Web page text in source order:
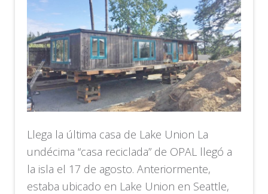
Llega la última casa de Lake Union La
undécima “casa reciclada” de OPAL llegó a
la isla el 17 de agosto. Anteriormente,
estaba ubicado en Lake Union en Seattle,